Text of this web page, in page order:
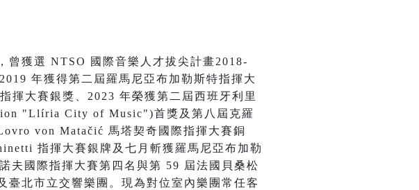
獲選 NTSO 國際音樂人才拔尖計畫2018-
年獲得第二屆羅馬尼亞布加勒斯特指揮大
揮大賽銀獎、2023 年榮獲第二屆西班牙利里
"Llíria City of Music")首獎及第八屆克羅
von Matačić 馬塔契奇國際指揮大賽銅
指揮大賽銀牌及七月斬獲羅馬尼亞布加勒
夫國際指揮大賽第四名與第 59 屆法國貝桑松
臺北市立交響樂團。現為對位室內樂團常任客